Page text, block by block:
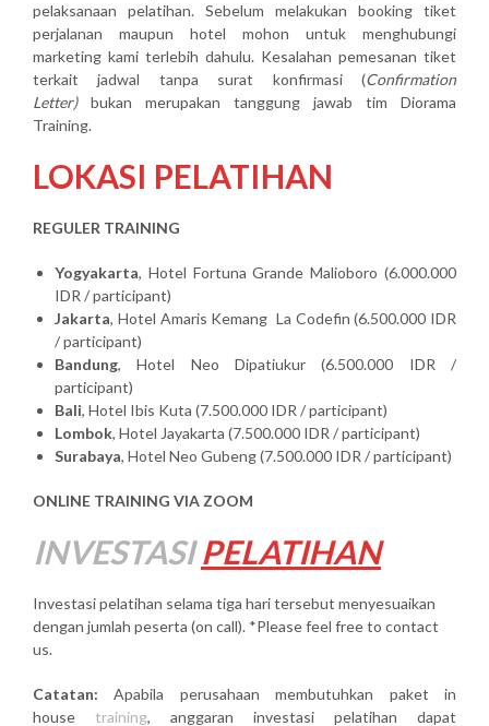
pelaksanaan pelatihan. Sebelum melakukan booking tiket
perjalanan maupun hotel mohon untuk menghubungi
marketing kami terlebih dahulu. Kesalahan pemesanan tiket
terkait jadwal tanpa surat konfirmasi (Confirmation
Letter)bukan merupakan tanggung jawab tim Diorama
Training.
LOKASI PELATIHAN
REGULER TRAINING
Yogyakarta, Hotel Fortuna Grande Malioboro (6.000.000
IDR / participant)
Jakarta, Hotel Amaris Kemang La Codefin (6.500.000 IDR
/ participant)
Bandung, Hotel Neo Dipatiukur (6.500.000 IDR /
participant)
Bali, Hotel Ibis Kuta (7.500.000 IDR / participant)
Lombok, Hotel Jayakarta (7.500.000 IDR / participant)
Surabaya, Hotel Neo Gubeng (7.500.000 IDR / participant)
ONLINE TRAINING VIA ZOOM
INVESTASI PELATIHAN
Investasi pelatihan selama tiga hari tersebut menyesuaikan
dengan jumlah peserta (on call). *Please feel free to contact
us.
Catatan: Apabila perusahaan membutuhkan paket in
house training, anggaran investasi pelatihan dapat